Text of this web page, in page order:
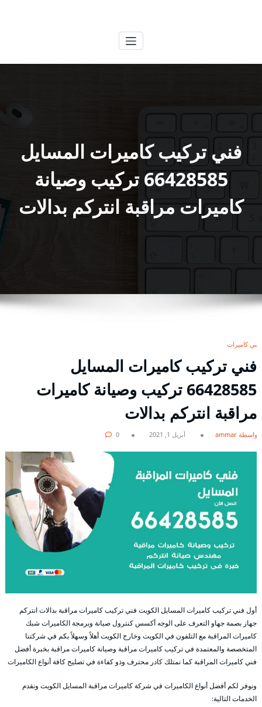
فني تركيب كاميرات المسايل
66428585 تركيب وصيانة
كاميرات مراقبة انتركم بدالات
فني كاميرات
فني تركيب كاميرات المسايل
66428585 تركيب وصيانة كاميرات
مراقبة انتركم بدالات
بواسطة ammar أبريل 1, 2021 0
أول فني تركيب كاميرات المسايل الكويت فني تركيب كاميرات مراقبة بدالات انتركم
جهاز بصمة جهاو التعرف على الوجه أكسس كنترول صيانة وبرمجة الكاميرات شبك
كاميرات المراقبة مع التلفون في الكويت وخارج الكويت أهلاً وسهلاً بكم في شركتنا
المتخصصة والمعتمدة في تركيب كاميرات مراقبة وصيانة كاميرات مراقبة بخبرة أفضل
فني كاميرات المراقبة كما نمتلك كادر محترف وذو كفاءة في تصليح كافة أنواع الكاميرات
ونوفر لكم أفضل أنواع الكاميرات في شركة كاميرات مراقبة المسايل الكويت ونقدم
الخدمات التالية: